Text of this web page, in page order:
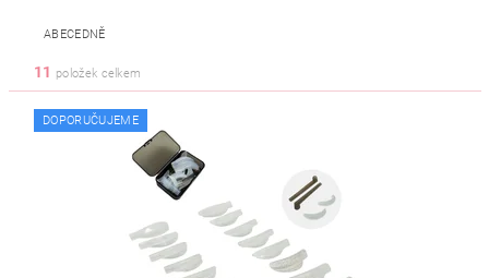
ABECEDNĚ
11 položek celkem
DOPORUČUJEME